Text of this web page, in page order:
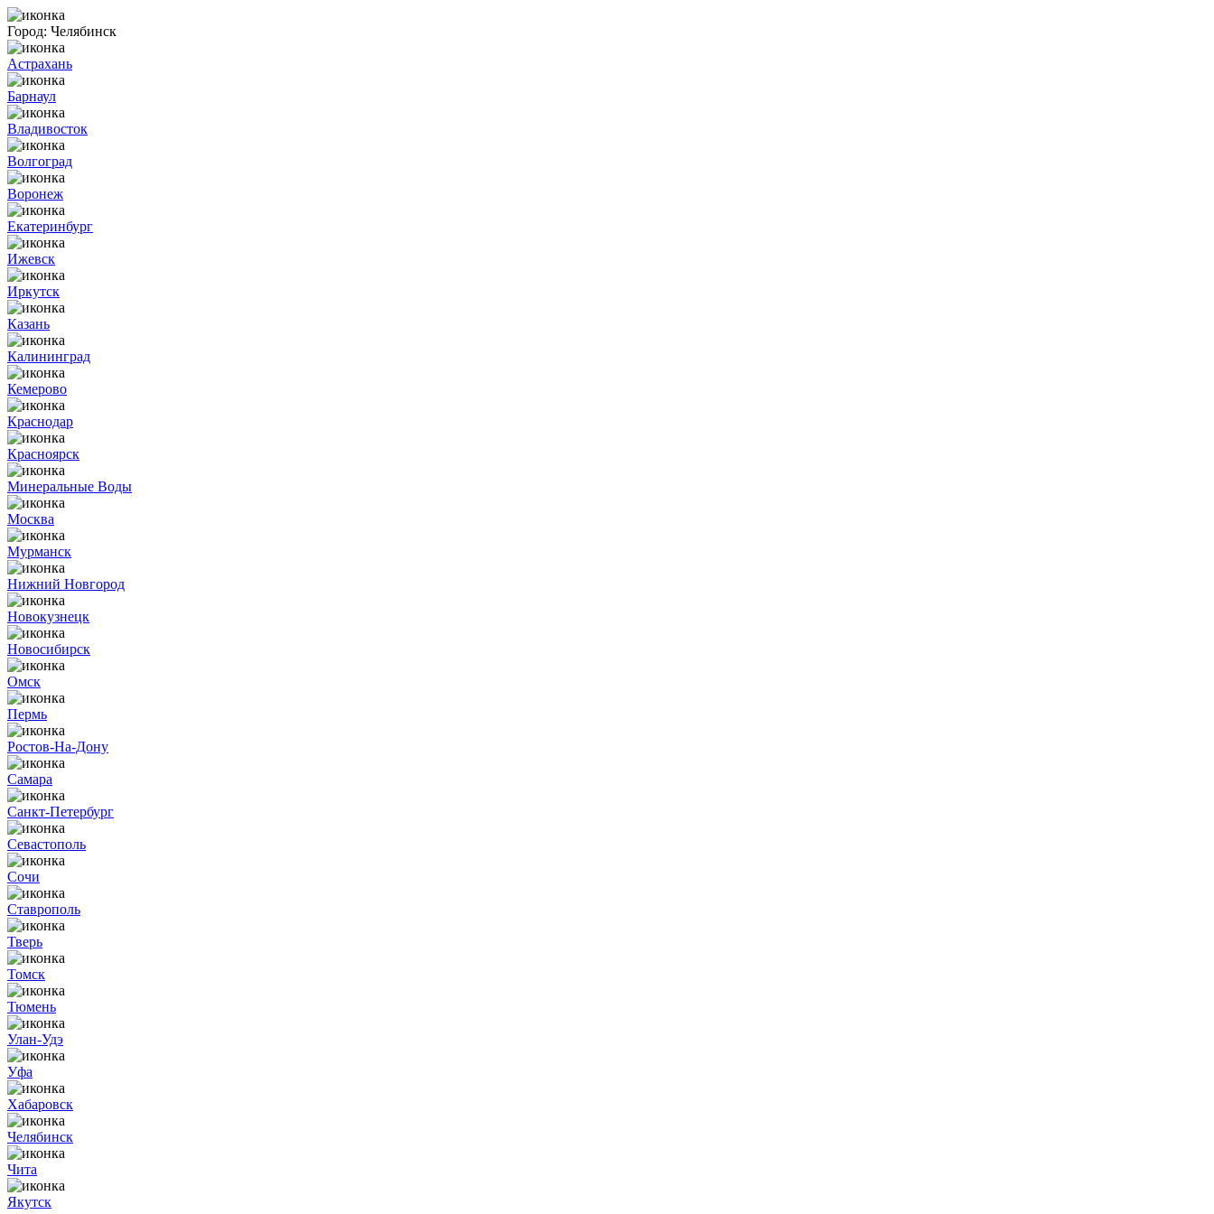
Город: Челябинск
Астрахань
Барнаул
Владивосток
Волгоград
Воронеж
Екатеринбург
Ижевск
Иркутск
Казань
Калининград
Кемерово
Краснодар
Красноярск
Минеральные Воды
Москва
Мурманск
Нижний Новгород
Новокузнецк
Новосибирск
Омск
Пермь
Ростов-На-Дону
Самара
Санкт-Петербург
Севастополь
Сочи
Ставрополь
Тверь
Томск
Тюмень
Улан-Удэ
Уфа
Хабаровск
Челябинск
Чита
Якутск